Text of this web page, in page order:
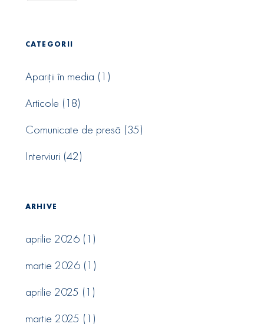
CATEGORII
Apariții în media (1)
Articole (18)
Comunicate de presă (35)
Interviuri (42)
ARHIVE
aprilie 2026(1)
martie 2026(1)
aprilie 2025 (1)
martie 2025 (1)